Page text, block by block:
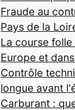
Fraude au
Pays de la
La course
Europe et
Contrôle
longue avant
Carburant :